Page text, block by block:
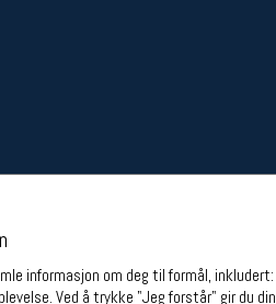
informasjon om deg til formål, inkludert:
Ved å trykke "Jeg forstår" gir du din